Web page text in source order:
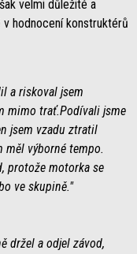
velmi důležité a
hodnocení konstruktérů
a riskoval jsem
mimo trať.Podívali jsme
jsem vzadu ztratil
měl výborné tempo.
protože motorka se
ve skupině."
držel a odjel závod,